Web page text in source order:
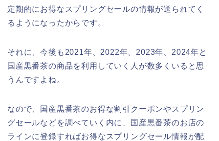
定期的にお得なスプリングセールの情報が送られてく
るようになったからです。
それに、今後も2021年、2022年、2023年、2024年と
国産黒番茶の商品を利用していく人が数多くいると思
うんですよね。
なので、国産黒番茶のお得な割引クーポンやスプリン
グセールなどを調べていく内に、国産黒番茶のお店の
ラインに登録すればお得なスプリングセール情報が配